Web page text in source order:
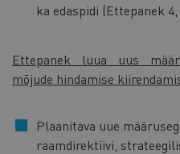
ka edaspidi (Ettepanek
Ettepanek luua uus
mõjude hindamise
Plaanitava uue
raamdirektiivi,